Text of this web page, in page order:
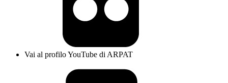
Vai al profilo YouTube di ARPAT